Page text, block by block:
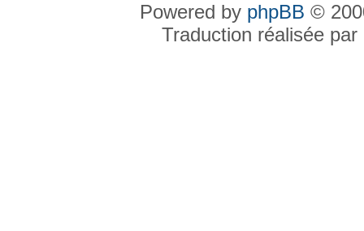
Powered by phpBB ©
Traduction réalisée par